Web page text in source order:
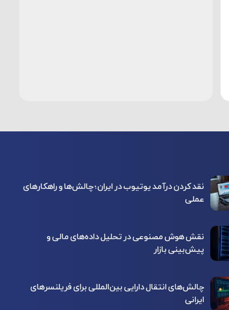
نقد کردن درآمد یوتیوب در ایران؛ چالش‌ها و راهکارهای
عملی
نقش هوش مصنوعی در تحلیل داده‌های مالی و
پیش‌بینی بازار
چالش‌های انتقال دارایی بین‌المللی برای فریلنسرهای
ایرانی